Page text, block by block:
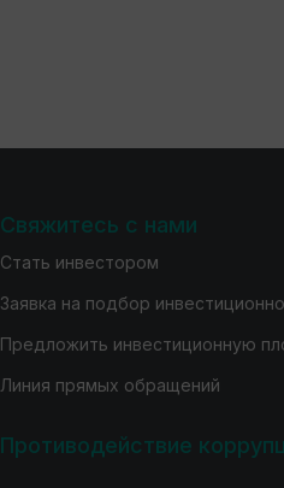
Свяжитесь с нами
Стать инвестором
Заявка на подбор
Предложить инвестиционную
Линия прямых обращений
Противодействие